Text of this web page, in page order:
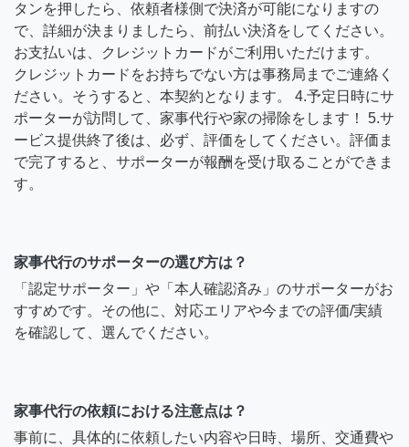
タンを押したら、依頼者様側で決済が可能になりますの
で、詳細が決まりましたら、前払い決済をしてください。
お支払いは、クレジットカードがご利用いただけます。
クレジットカードをお持ちでない方は事務局までご連絡く
ださい。そうすると、本契約となります。 4.予定日時にサ
ポーターが訪問して、家事代行や家の掃除をします！ 5.サ
ービス提供終了後は、必ず、評価をしてください。評価ま
で完了すると、サポーターが報酬を受け取ることができま
す。
家事代行のサポーターの選び方は？
「認定サポーター」や「本人確認済み」のサポーターがお
すすめです。その他に、対応エリアや今までの評価/実績
を確認して、選んでください。
家事代行の依頼における注意点は？
事前に、具体的に依頼したい内容や日時、場所、交通費や